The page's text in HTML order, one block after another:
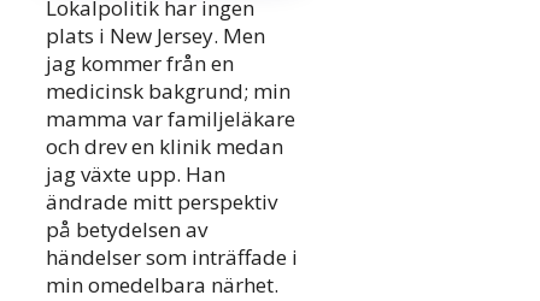
Lokalpolitik har ingen
plats i New Jersey. Men
jag kommer från en
medicinsk bakgrund; min
mamma var familjeläkare
och drev en klinik medan
jag växte upp. Han
ändrade mitt perspektiv
på betydelsen av
händelser som inträffade i
min omedelbara närhet.